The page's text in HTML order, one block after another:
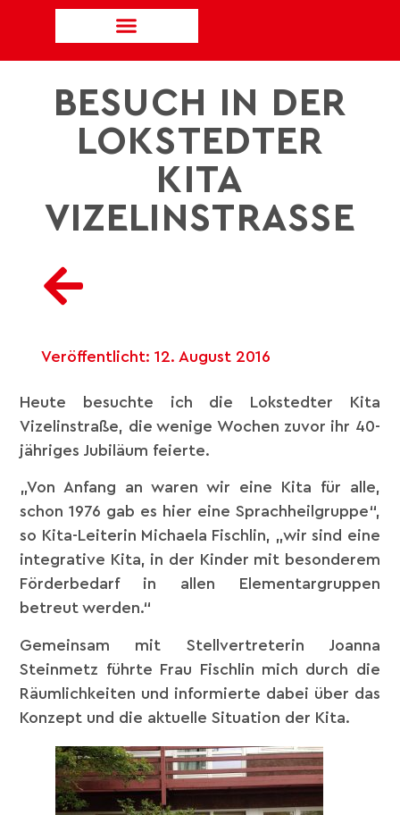
BESUCH IN DER
LOKSTEDTER
KITA
VIZELINSTRASSE
Veröffentlicht: 12. August 2016
Heute besuchte ich die Lokstedter Kita
Vizelinstraße, die wenige Wochen zuvor ihr 40-
jähriges Jubiläum feierte.
„Von Anfang an waren wir eine Kita für alle,
schon 1976 gab es hier eine Sprachheilgruppe“,
so Kita-Leiterin Michaela Fischlin, „wir sind eine
integrative Kita, in der Kinder mit besonderem
Förderbedarf in allen Elementargruppen
betreut werden.“
Gemeinsam mit Stellvertreterin Joanna
Steinmetz führte Frau Fischlin mich durch die
Räumlichkeiten und informierte dabei über das
Konzept und die aktuelle Situation der Kita.